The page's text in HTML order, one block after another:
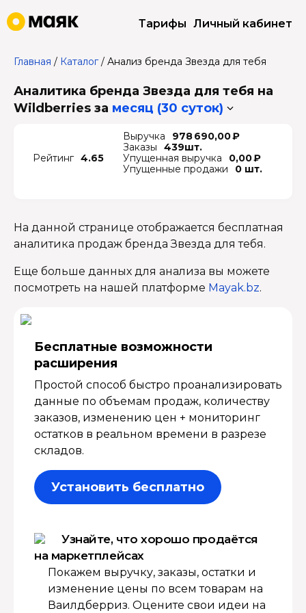
Тарифы Личный кабинет
Главная / Каталог/ Анализ бренда Звезда для тебя
Аналитика бренда Звезда для тебя на
Wildberries за месяц (30 суток)
Рейтинг 4.65
Выручка
978 690,00 ₽
Заказы
439шт.
Упущенная выручка
0,00 ₽
Упущенные продажи
0 шт.
На данной странице отображается бесплатная
аналитика продаж бренда Звезда для тебя.
Еще больше данных для анализа вы можете
посмотреть на нашей платформе Mayak.bz.
Бесплатные возмож­ности
расширения
Простой способ быстро проанализировать
данные по объемам продаж, количеству
заказов, изменению цен + мониторинг
остатков в реальном времени в разрезе
складов.
Установить бесплатно
Узнайте, что хорошо продаётся
на маркетплейсах
Покажем выручку, заказы, остатки и
изменение цены по всем товарам на
Ваилдберриз. Оцените свои идеи на